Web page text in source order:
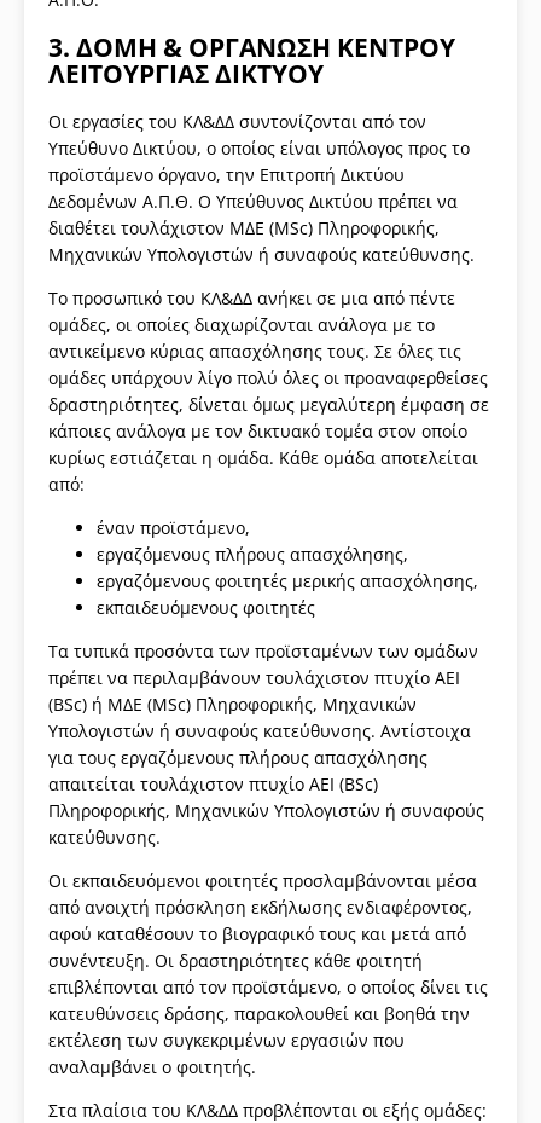
3. ΔΟΜΗ & ΟΡΓΑΝΩΣΗ ΚΕΝΤΡΟΥ
ΛΕΙΤΟΥΡΓΙΑΣ ΔΙΚΤΥΟΥ
Οι εργασίες του ΚΛ&ΔΔ συντονίζονται από τον
Υπεύθυνο Δικτύου, ο οποίος είναι υπόλογος προς το
προϊστάμενο όργανο, την Επιτροπή Δικτύου
Δεδομένων Α.Π.Θ. Ο Υπεύθυνος Δικτύου πρέπει να
διαθέτει τουλάχιστον ΜΔΕ (MSc) Πληροφορικής,
Μηχανικών Υπολογιστών ή συναφούς κατεύθυνσης.
Το προσωπικό του ΚΛ&ΔΔ ανήκει σε μια από πέντε
ομάδες, οι οποίες διαχωρίζονται ανάλογα με το
αντικείμενο κύριας απασχόλησης τους. Σε όλες τις
ομάδες υπάρχουν λίγο πολύ όλες οι προαναφερθείσες
δραστηριότητες, δίνεται όμως μεγαλύτερη έμφαση σε
κάποιες ανάλογα με τον δικτυακό τομέα στον οποίο
κυρίως εστιάζεται η ομάδα. Κάθε ομάδα αποτελείται
από:
έναν προϊστάμενο,
εργαζόμενους πλήρους απασχόλησης,
εργαζόμενους φοιτητές μερικής απασχόλησης,
εκπαιδευόμενους φοιτητές
Τα τυπικά προσόντα των προϊσταμένων των ομάδων
πρέπει να περιλαμβάνουν τουλάχιστον πτυχίο ΑΕΙ
(BSc) ή ΜΔΕ (MSc) Πληροφορικής, Μηχανικών
Υπολογιστών ή συναφούς κατεύθυνσης. Αντίστοιχα
για τους εργαζόμενους πλήρους απασχόλησης
απαιτείται τουλάχιστον πτυχίο ΑΕΙ (BSc)
Πληροφορικής, Μηχανικών Υπολογιστών ή συναφούς
κατεύθυνσης.
Οι εκπαιδευόμενοι φοιτητές προσλαμβάνονται μέσα
από ανοιχτή πρόσκληση εκδήλωσης ενδιαφέροντος,
αφού καταθέσουν το βιογραφικό τους και μετά από
συνέντευξη. Οι δραστηριότητες κάθε φοιτητή
επιβλέπονται από τον προϊστάμενο, ο οποίος δίνει τις
κατευθύνσεις δράσης, παρακολουθεί και βοηθά την
εκτέλεση των συγκεκριμένων εργασιών που
αναλαμβάνει ο φοιτητής.
Στα πλαίσια του ΚΛ&ΔΔ προβλέπονται οι εξής ομάδες: